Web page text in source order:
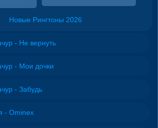
Новые Рингтоны 2026
- Не вернуть
- Мои дочки
- Забудь
- Ominex